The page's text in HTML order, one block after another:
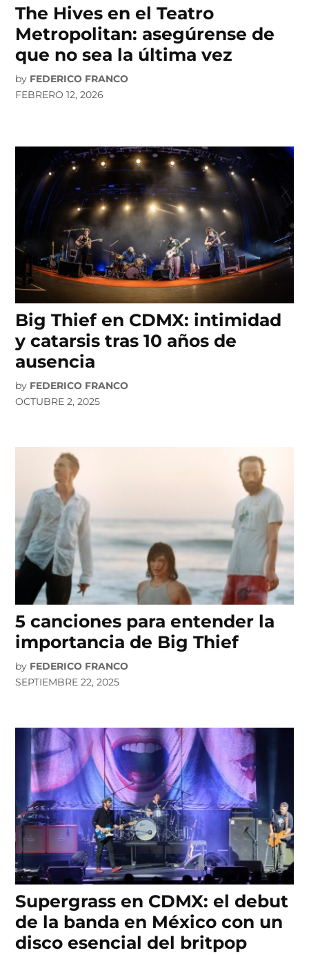
The Hives en el Teatro
Metropolitan: asegúrense de
que no sea la última vez
by FEDERICO FRANCO
FEBRERO 12, 2026
Big Thief en CDMX: intimidad
y catarsis tras 10 años de
ausencia
by FEDERICO FRANCO
OCTUBRE 2, 2025
5 canciones para entender la
importancia de Big Thief
by FEDERICO FRANCO
SEPTIEMBRE 22, 2025
Supergrass en CDMX: el debut
de la banda en México con un
disco esencial del britpop